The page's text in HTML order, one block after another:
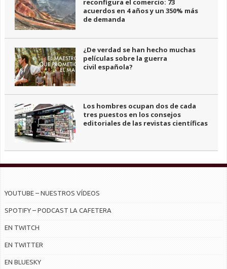
reconfigura el comercio: 73
acuerdos en 4 años y un 350% más
de demanda
¿De verdad se han hecho muchas
películas sobre la guerra
civil española?
Los hombres ocupan dos de cada
tres puestos en los consejos
editoriales de las revistas científicas
YOUTUBE – NUESTROS VÍDEOS
SPOTIFY – PODCAST LA CAFETERA
EN TWITCH
EN TWITTER
EN BLUESKY